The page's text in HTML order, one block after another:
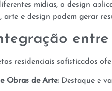
mídias, o design
e design podem gerar
residenciais sofisticados
Obras de Arte: Destaque e